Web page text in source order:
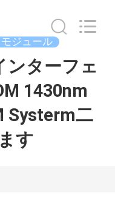
ジュール
ンターフェ
1430nm
Systerm二
す